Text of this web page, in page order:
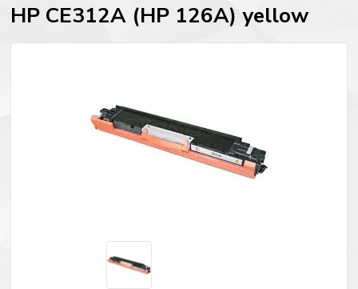
HP CE312A (HP 126A) yellow